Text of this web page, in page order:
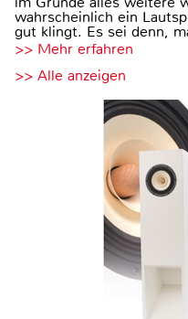
wahrscheinlich ein
gut klingt. Es sei denn,
>> Mehr erfahren
>> Alle anzeigen